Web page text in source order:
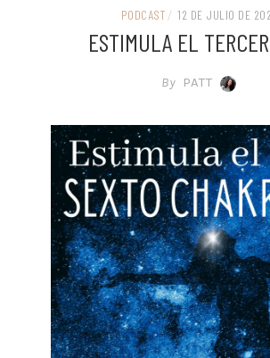
PODCAST / 12 DE JULIO DE
ESTIMULA EL
By PATT